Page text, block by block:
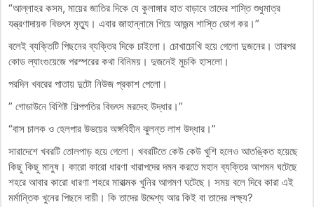
“আল্লাহর কসম, মায়ের জাতির দিকে যে কুলাঙ্গার হাত বাড়াবে তাদের শাস্তি শুধুমাত্র
যন্ত্রণাদায়ক বিভৎস মৃত্যু। এবার জাহান্নামে গিয়ে আজন্ম শাস্তি ভোগ কর।”
বলেই ব্যক্তিটি পিছনের ব্যক্তির দিকে চাইলো। চোখাচোখি হয়ে গেলো দুজনের। তারপর
কোড ল্যাংগুয়েজে পরস্পরের কথা বিনিময়। দুজনেই মুচকি হাসলো।
পরদিন খবরের পাতায় দুটো নিউজ প্রকাশ পেলো।
” গোডাউনে বিশিষ্ট শিল্পপতির বিভৎস মরদেহ উদ্ধার।”
“বাস চালক ও হেলপার উভয়ের অঙ্গবিহীন ঝুলন্ত লাশ উদ্ধার।”
সারাদেশে খবরটি তোলপাড় হয়ে গেলো। খবরটিতে কেউ কেউ খুশি হলেও আতঙ্কিত হয়েছে
কিছু কিছু মানুষ। কারো কারো ধারণা খারাপদের দমন করতে মহান ব্যক্তির আগমন ঘটেছে
শহরে আবার কারো ধারণা শহরে মারাত্মক খুনির আগমণ ঘটেছে। সময় বলে দিবে কারা এই
মর্মান্তিক খুনের পিছনে দায়ী। কি তাদের উদ্দেশ্য আর কিই বা তাদের লক্ষ্য?